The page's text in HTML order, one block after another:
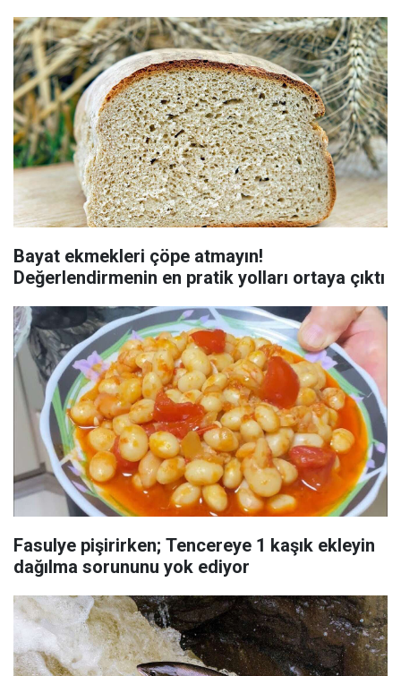
Bayat ekmekleri çöpe atmayın!
Değerlendirmenin en pratik yolları ortaya çıktı
Fasulye pişirirken; Tencereye 1 kaşık ekleyin
dağılma sorununu yok ediyor